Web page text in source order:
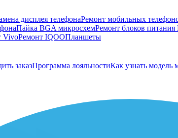
дисплея телефонаРемонт мобильных
Пайка BGA микросхемРемонт блоков питания
VivoРемонт IQOOПланшеты
заказПрограмма лояльностиКак узнать модель